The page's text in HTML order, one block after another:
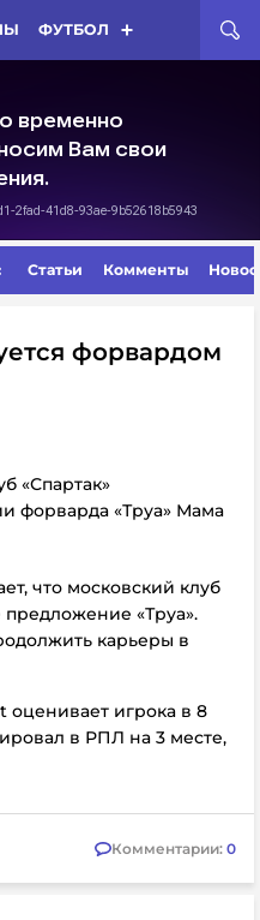
ФУТБОЛ
Статьи Комменты
форвардом
«Спартак»
форварда «Труа» Мама
что московский клуб
предложение «Труа».
карьеры в
оценивает игрока в 8
в РПЛ на 3 месте,
Комментарии: 0